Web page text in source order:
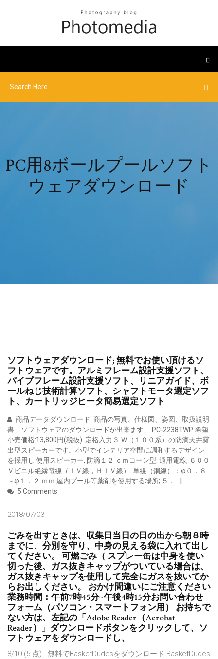
PC用8ボールプールソフト
ウェアダウンロード
ソフトウェアダウンロード; 無料でお使い頂けるソ
フトウェアです。アルミフレーム設計支援ソフト、
パイプフレーム設計支援ソフト、リニアガイド、ボ
ールねじ技術計算ソフト、シャフトモータ選定ソフ
ト、カートリッジヒータ簡易選定ソフト
商品データダウンロード: 商品の写真、仕様図、姿図、取扱説明
書、ソフトウェアのダウンロードが出来ます。 PC-2238TWP. 希望
小売価格:13,800円(税抜). 定格入力３ Ｗ（１００系）の防滴天井露
出型スピーカーです。小型でインテリア空間に調和するデザイン
を採用し 使用スピーカー, 防滴１２ ｃｍコーン型. 適用電線, ６００
Ｖビニル絶縁電線（ＩＶ線，ＨＩＶ線）. 単線（銅線）：φ０．８
～φ１．２ ｍｍ 屋内プール等薬剤を使用する場所; ５．
5 Comments
2018/07/03
ごみを出すときは、収集日当日の日の出から朝８時
までに、分別を守り、中身の見える袋に入れて出し
てください。 可燃ごみ（ スプレー缶は中身を使い
切った後、ガス抜きキャップがついている場合は、
ガス抜きキャップを使用して完全にガスを抜いてか
らお出しください。 おかけ間違いにご注意ください
業務時間：午前7時45分~午後4時15分お問い合わせ
フォーム（パソコン・スマートフォン用） お持ちで
ない方は、左記の「Adobe Reader（Acrobat
Reader）」ダウンロードボタンをクリックして、ソ
フトウェアをダウンロードし、
8/10 (5 点) - 無料でBasketDudesをダウンロード BasketDudes